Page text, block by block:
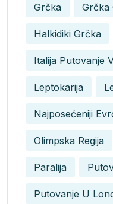
Grčka Grčka
Halkidiki Grčka
Italija Putovanje
Leptokarija
Najposećeniji
Olimpska Regija
Paralija
Putovanje U